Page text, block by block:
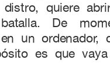
quiere
De
un ordenador,
es que